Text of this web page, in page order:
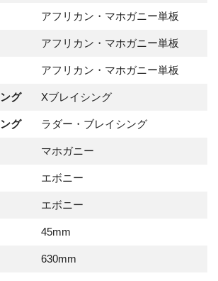
アフリカン・マホガニー単板
アフリカン・マホガニー単板
アフリカン・マホガニー単板
グ Xブレイシング
グ ラダー・ブレイシング
マホガニー
エボニー
エボニー
45mm
630mm